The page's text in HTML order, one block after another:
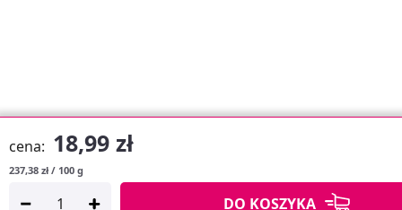
cena: 18,99 zł
237,38 zł / 100 g
DO KOSZYKA